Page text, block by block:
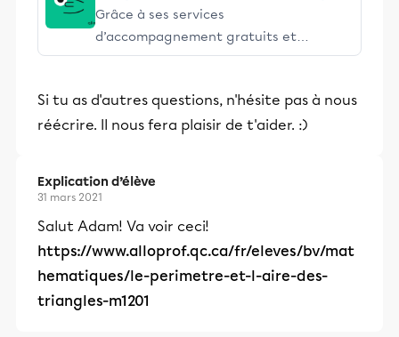
Grâce à ses services
d’accompagnement gratuits et
stimulants, Alloprof engage les élèves
éducative.
Si tu as d'autres questions, n'hésite pas à nous
réécrire. Il nous fera plaisir de t'aider. :)
Explication d’élève
31 mars 2021
Salut Adam! Va voir ceci!
https://www.alloprof.qc.ca/fr/eleves/bv/mat
hematiques/le-perimetre-et-l-aire-des-
triangles-m1201